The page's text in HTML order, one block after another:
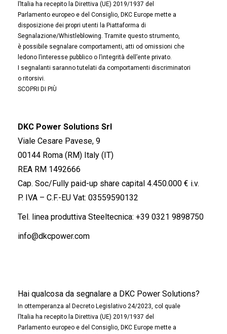
l’Italia ha recepito la Direttiva (UE) 2019/1937 del
Parlamento europeo e del Consiglio, DKC Europe mette a
disposizione dei propri utenti la Piattaforma di
Segnalazione/Whistleblowing. Tramite questo strumento,
è possibile segnalare comportamenti, atti od omissioni che
ledono l’interesse pubblico o l’integrità dell’ente privato.
I segnalanti saranno tutelati da comportamenti discriminatori
o ritorsivi.
SCOPRI DI PIÙ
DKC Power Solutions Srl
Viale Cesare Pavese, 9
00144 Roma (RM) Italy (IT)
REA RM 1492666
Cap. Soc/Fully paid-up share capital 4.450.000 € i.v.
P. IVA – C.F.-EU Vat: 03559590132
Tel. linea produttiva Steeltecnica: +39 0321 9898750
info@dkcpower.com
Hai qualcosa da segnalare a DKC Power Solutions?
In ottemperanza al Decreto Legislativo 24/2023, col quale
l’Italia ha recepito la Direttiva (UE) 2019/1937 del
Parlamento europeo e del Consiglio, DKC Europe mette a